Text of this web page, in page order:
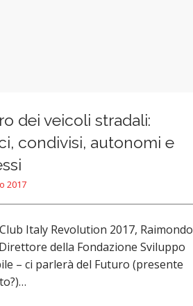
dei veicoli stradali:
condivisi, autonomi e
2017
Italy Revolution 2017, Raimondo
della Fondazione Sviluppo
– ci parlerà del Futuro (presente